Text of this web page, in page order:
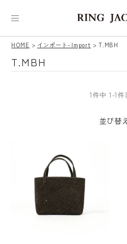
HOME インポート-Import T.MBH
T.MBH
並び替え
1件中 1 -1件